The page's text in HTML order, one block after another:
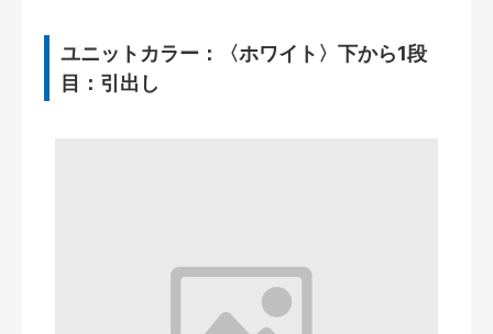
ユニットカラー：〈ホワイト〉下から1段
目：引出し